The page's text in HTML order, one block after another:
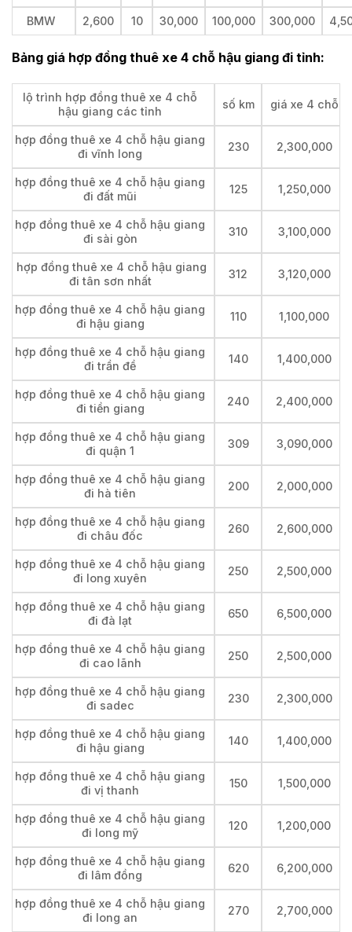
BMW 2,600 10 30,000 100,000 300,000
Bảng giá hợp đồng thuê xe 4 chỗ hậu giang đi tỉnh:
lộ trình hợp đồng thuê xe 4 chỗ
hậu giang các tỉnh
số km giá xe 4 chỗ
hợp đồng thuê xe 4 chỗ hậu giang
đi vĩnh long
230 2,300,000
hợp đồng thuê xe 4 chỗ hậu giang
đi đất mũi
125 1,250,000
hợp đồng thuê xe 4 chỗ hậu giang
đi sài gòn
310 3,100,000
hợp đồng thuê xe 4 chỗ hậu giang
đi tân sơn nhất
312 3,120,000
hợp đồng thuê xe 4 chỗ hậu giang
đi hậu giang
110 1,100,000
hợp đồng thuê xe 4 chỗ hậu giang
đi trần đề
140 1,400,000
hợp đồng thuê xe 4 chỗ hậu giang
đi tiền giang
240 2,400,000
hợp đồng thuê xe 4 chỗ hậu giang
đi quận 1
309 3,090,000
hợp đồng thuê xe 4 chỗ hậu giang
đi hà tiên
200 2,000,000
hợp đồng thuê xe 4 chỗ hậu giang
đi châu đốc
260 2,600,000
hợp đồng thuê xe 4 chỗ hậu giang
đi long xuyên
250 2,500,000
hợp đồng thuê xe 4 chỗ hậu giang
đi đà lạt
650 6,500,000
hợp đồng thuê xe 4 chỗ hậu giang
đi cao lãnh
250 2,500,000
hợp đồng thuê xe 4 chỗ hậu giang
đi sadec
230 2,300,000
hợp đồng thuê xe 4 chỗ hậu giang
đi hậu giang
140 1,400,000
hợp đồng thuê xe 4 chỗ hậu giang
đi vị thanh
150 1,500,000
hợp đồng thuê xe 4 chỗ hậu giang
đi long mỹ
120 1,200,000
hợp đồng thuê xe 4 chỗ hậu giang
đi lâm đồng
620 6,200,000
hợp đồng thuê xe 4 chỗ hậu giang
đi long an
270 2,700,000